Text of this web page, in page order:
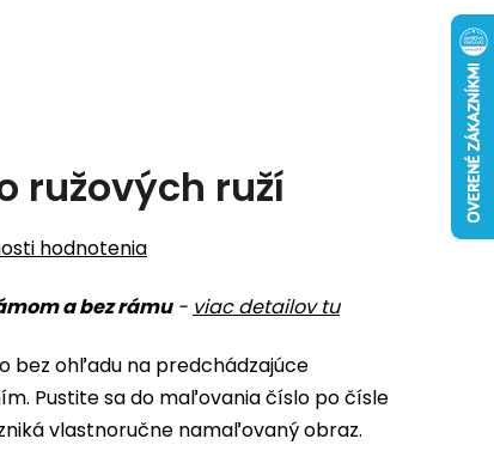
ružových ruží
hodnotenia
a bez rámu- viac detailov tu
bez ohľadu na predchádzajúce
Pustite sa do maľovania číslo po čísle
vlastnoručne namaľovaný obraz.